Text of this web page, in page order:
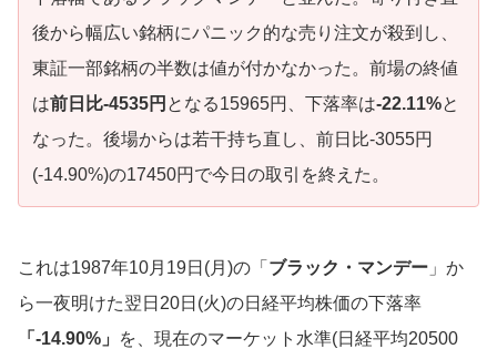
後から幅広い銘柄にパニック的な売り注文が殺到し、
東証一部銘柄の半数は値が付かなかった。前場の終値
は前日比-4535円 となる15965円、下落率は-22.11%と
なった。後場からは若干持ち直し、前日比-3055円
(-14.90%)の17450円で今日の取引を終えた。
これは1987年10月19日(月)の「 ブラック・マンデー 」か
ら一夜明けた翌日20日(火)の日経平均株価の下落率
「-14.90%」
を、現在のマーケット水準(日経平均20500